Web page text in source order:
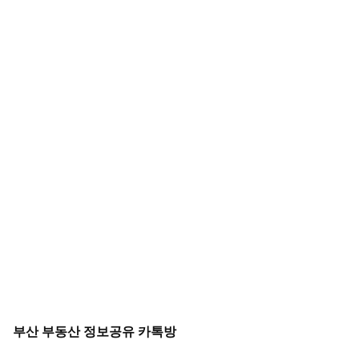
부산 부동산 정보공유 카톡방